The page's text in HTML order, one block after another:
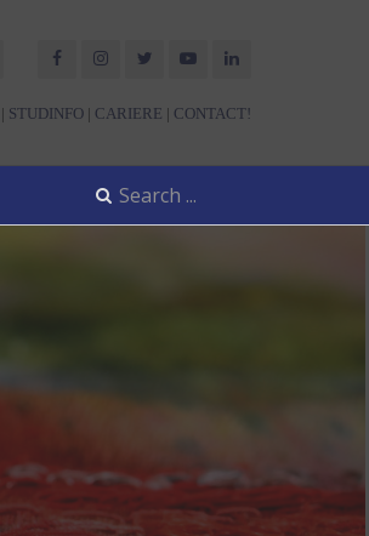
| STUDINFO | CARIERE | CONTACT!